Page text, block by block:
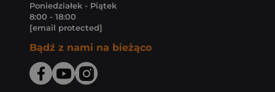
Poniedziałek - Piątek
8:00 - 18:00
[email protected]
Bądź z nami na bieżąco